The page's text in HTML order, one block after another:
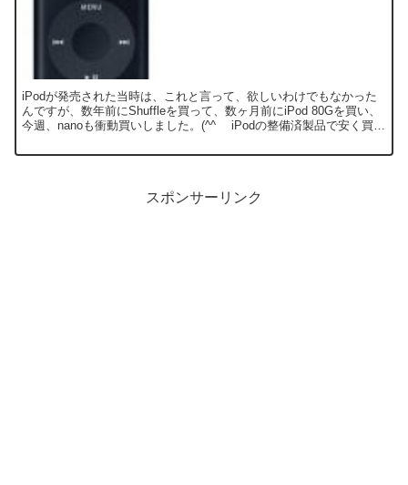
iPodが発売された当時は、これと言って、欲しいわけでもなかった
んですが、数年前にShuffleを買って、数ヶ月前にiPod 80Gを買い、
今週、nanoも衝動買いしました。(^^ゞ iPodの整備済製品で安く買え
スポンサーリンク